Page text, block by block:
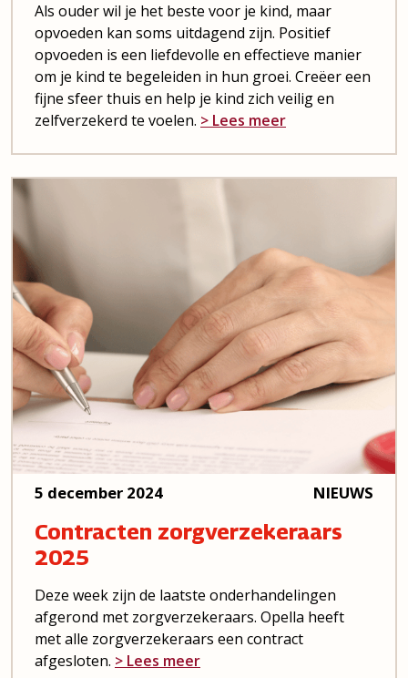
Als ouder wil je het beste voor je kind, maar
opvoeden kan soms uitdagend zijn. Positief
opvoeden is een liefdevolle en effectieve manier
om je kind te begeleiden in hun groei. Creëer een
fijne sfeer thuis en help je kind zich veilig en
zelfverzekerd te voelen. > Lees meer
5 december 2024 NIEUWS
Contracten zorgverzekeraars
2025
Deze week zijn de laatste onderhandelingen
afgerond met zorgverzekeraars. Opella heeft
met alle zorgverzekeraars een contract
afgesloten. > Lees meer